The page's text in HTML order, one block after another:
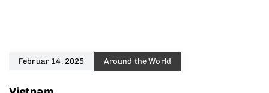
Februar 14, 2025 Around the World